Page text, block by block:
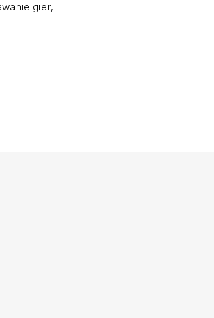
gier,